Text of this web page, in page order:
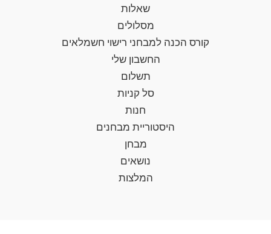
שאלות
מסלולים
קורס הכנה למבחני רישוי חשמלאים
החשבון שלי
תשלום
סל קניות
חנות
היסטוריית מבחנים
מבחן
נושאים
המלצות